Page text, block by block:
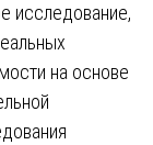
исследование,
на основе